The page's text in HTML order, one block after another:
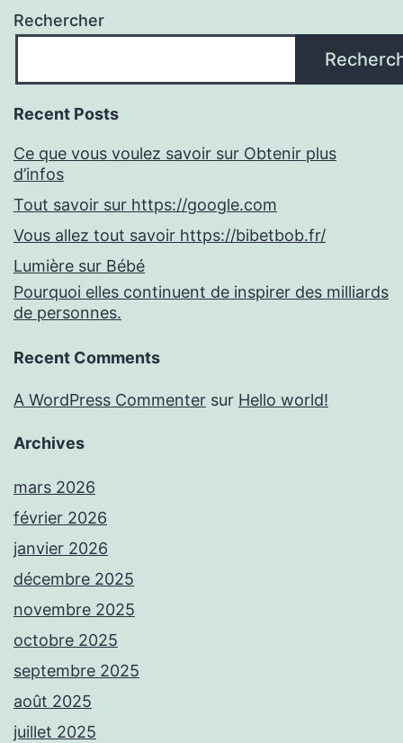
Rechercher
Recent Posts
Ce que vous voulez savoir sur Obtenir plus
d’infos
Tout savoir sur https://google.com
Vous allez tout savoir https://bibetbob.fr/
Lumière sur Bébé
Pourquoi elles continuent de inspirer des milliards
de personnes.
Recent Comments
A WordPress Commenter sur Hello world!
Archives
mars 2026
février 2026
janvier 2026
décembre 2025
novembre 2025
octobre 2025
septembre 2025
août 2025
juillet 2025